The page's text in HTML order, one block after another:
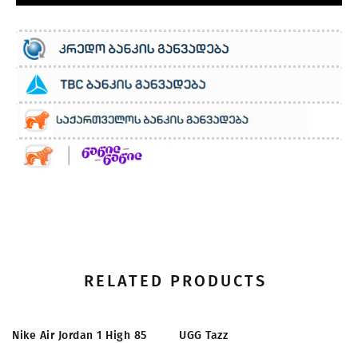
RELATED PRODUCTS
OG
Nike Air Jordan 1 High 85 UGG Tazz